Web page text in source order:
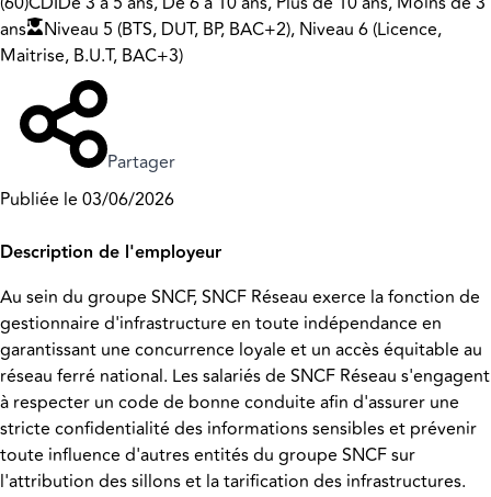
ans
Niveau 5 (BTS, DUT, BP, BAC+2), Niveau 6 (Licence,
Maitrise, B.U.T, BAC+3)
Partager
Publiée le 03/06/2026
Description de l'employeur
Au sein du groupe SNCF, SNCF Réseau exerce la fonction de
gestionnaire d'infrastructure en toute indépendance en
garantissant une concurrence loyale et un accès équitable au
réseau ferré national. Les salariés de SNCF Réseau s'engagent
à respecter un code de bonne conduite afin d'assurer une
stricte confidentialité des informations sensibles et prévenir
toute influence d'autres entités du groupe SNCF sur
l'attribution des sillons et la tarification des infrastructures.